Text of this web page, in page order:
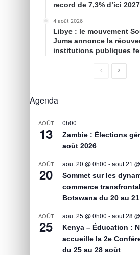
record de 7,3% d’ici 2027
4 août 2026
Libye : le mouvement
Juma annonce la
institutions publiques
Agenda
AOÛT
13
0h00
Zambie : Élections
août 2026
AOÛT
20
août 20 @ 0h00 -août 21
Sommet sur les
commerce
Botswana du 20 au
AOÛT
25
août 25 @ 0h00 -août 28
Kenya – Éducation :
accueille la 2e
du 25 au 28 août